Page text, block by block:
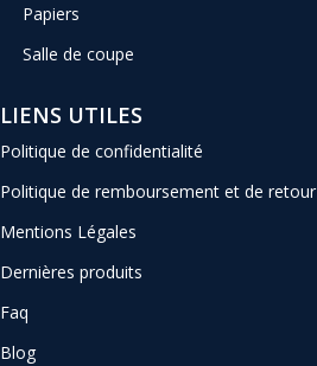
Papiers
Salle de coupe
LIENS UTILES
Politique de confidentialité
Politique de remboursement et de retour
Mentions Légales
Dernières produits
Faq
Blog